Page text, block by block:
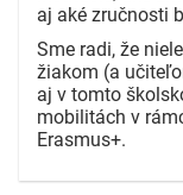
aj aké zručnosti
Sme radi, že
žiakom (a
aj v tomto
mobilitách v
Erasmus+.